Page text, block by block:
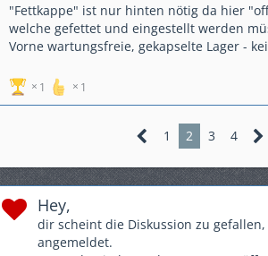
"Fettkappe" ist nur hinten nötig da hier
welche gefettet und eingestellt werden
Vorne wartungsfreie, gekapselte Lager -
1 1
1 2 3 4
Hey,
dir scheint die Diskussion zu
angemeldet.